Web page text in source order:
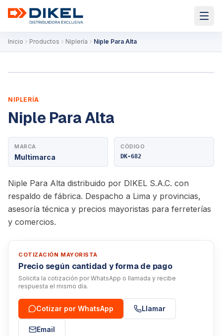
Inicio Productos Niplería Niple Para Alta
NIPLERÍA
Niple Para Alta
MARCA
Multimarca
CÓDIGO
DK-682
Niple Para Alta distribuido por DIKEL S.A.C. con
respaldo de fábrica. Despacho a Lima y provincias,
asesoría técnica y precios mayoristas para ferreterías
y comercios.
COTIZACIÓN MAYORISTA
Precio según cantidad y forma de pago
Solicita la cotización por WhatsApp o llamada y recibe
respuesta el mismo día.
Cotizar por WhatsApp Llamar
Email